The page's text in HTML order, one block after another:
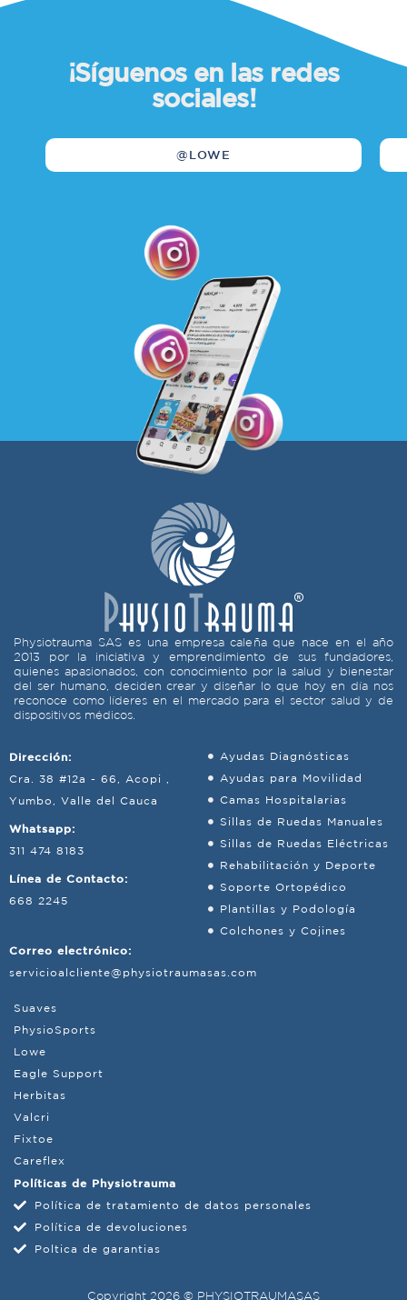
¡Síguenos en las redes
sociales!
@LOWE
Physiotrauma SAS es una empresa caleña que nace en el año
2013 por la iniciativa y emprendimiento de sus fundadores,
quienes apasionados, con conocimiento por la salud y bienestar
del ser humano, deciden crear y diseñar lo que hoy en día nos
reconoce como líderes en el mercado para el sector salud y de
dispositivos médicos.
Dirección:
Cra. 38 #12a - 66, Acopi ,
Yumbo, Valle del Cauca
Whatsapp:
311 474 8183
Línea de Contacto:
668 2245
Correo electrónico:
servicioalcliente@physiotraumasas.com
Ayudas Diagnósticas
Ayudas para Movilidad
Camas Hospitalarias
Sillas de Ruedas Manuales
Sillas de Ruedas Eléctricas
Rehabilitación y Deporte
Soporte Ortopédico
Plantillas y Podología
Colchones y Cojines
Suaves
PhysioSports
Lowe
Eagle Support
Herbitas
Valcri
Fixtoe
Careflex
Políticas de Physiotrauma
Política de tratamiento de datos personales
Política de devoluciones
Poltica de garantias
Copyright 2026 © PHYSIOTRAUMASAS